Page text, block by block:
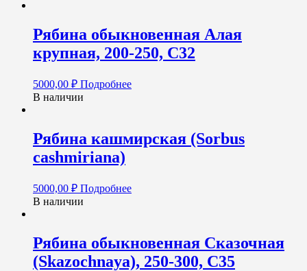
Рябина обыкновенная Алая
крупная, 200-250, С32
5000,00 ₽ Подробнее
В наличии
Рябина кашмирская (Sorbus
cashmiriana)
5000,00 ₽ Подробнее
В наличии
Рябина обыкновенная Сказочная
(Skazochnaya), 250-300, С35